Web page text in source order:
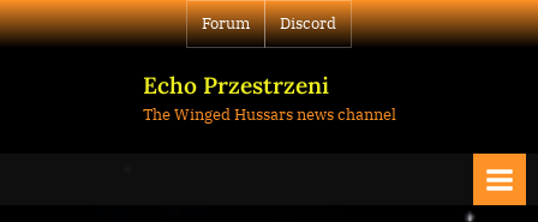
Skip
to
Forum Discord
Echo Przestrzeni
The Winged Hussars news channel